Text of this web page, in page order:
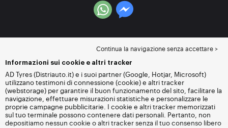
Continua la navigazione senza accettare >
Informazioni sui cookie e altri tracker
AD Tyres (Distriauto.it) e i suoi partner (Google, Hotjar, Microsoft)
utilizzano testimoni di connessione (cookie) e altri tracker
(webstorage) per garantire il buon funzionamento del sito, facilitare la
navigazione, effettuare misurazioni statistiche e personalizzare le
proprie campagne pubblicitarie. I cookie e altri tracker memorizzati
sul tuo terminale possono contenere dati personali. Pertanto, non
depositiamo nessun cookie o altri tracker senza il tuo consenso libero